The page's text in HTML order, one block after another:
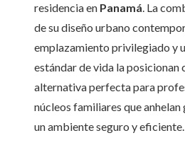
residencia en Panamá. La
de su diseño urbano
emplazamiento privilegiado y
estándar de vida la posicionan
alternativa perfecta para
núcleos familiares que anhelan
un ambiente seguro y eficiente.